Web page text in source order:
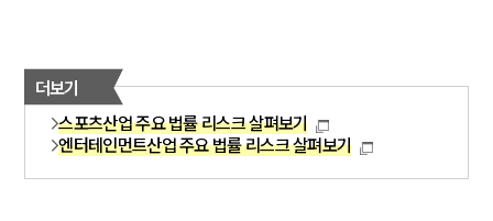
더보기
스포츠산업 주요 법률 리스크 살펴보기
엔터테인먼트산업 주요 법률 리스크 살펴보기